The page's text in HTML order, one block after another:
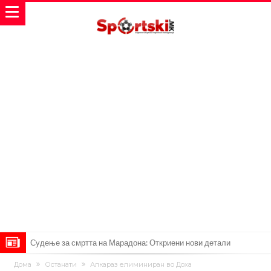
Судење за смртта на Марадона: Откриени нови детали
Англиски репрезентативец обвинет за напад во ноќен клуб – ќе
Дома Останати Алкараз елиминиран во Доха